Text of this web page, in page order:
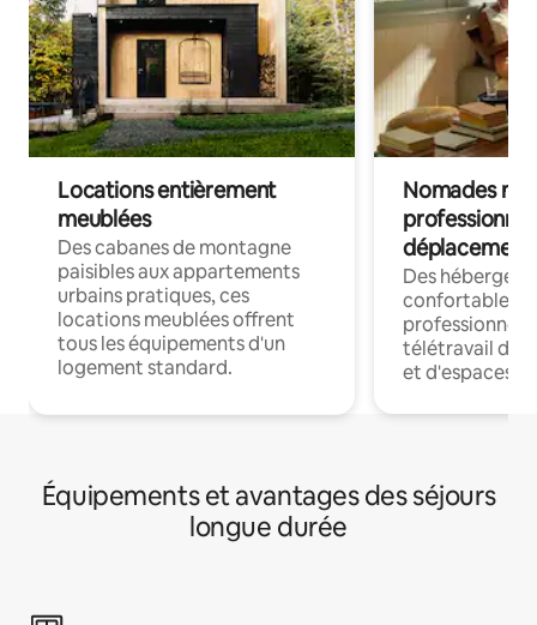
Locations entièrement
meublées
Des cabanes de montagne
paisibles aux appartements
urbains pratiques, ces
locations meublées offrent
tous les équipements d'un
logement standard.
Nomades
déplacement
Des
confortables
professionnels
télétravail
et d'espaces
Équipements et avantages des séjours
longue durée